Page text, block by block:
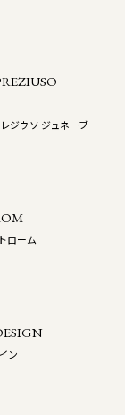
ジウソ ジュネーブ
ローム
ン